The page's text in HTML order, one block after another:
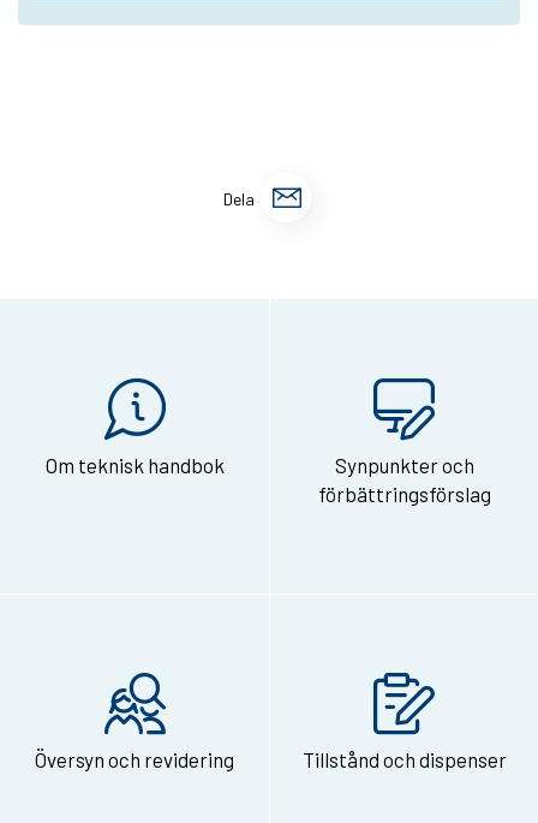
Dela
a
p
Om teknisk handbok
Synpunkter och
förbättringsförslag
Översyn och revidering Tillstånd och dispenser